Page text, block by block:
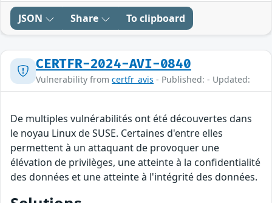
JSON Share To clipboard
CERTFR-2024-AVI-0840
Vulnerability from certfr_avis - Published: - Updated:
De multiples vulnérabilités ont été découvertes dans
le noyau Linux de SUSE. Certaines d'entre elles
permettent à un attaquant de provoquer une
élévation de privilèges, une atteinte à la confidentialité
des données et une atteinte à l'intégrité des données.